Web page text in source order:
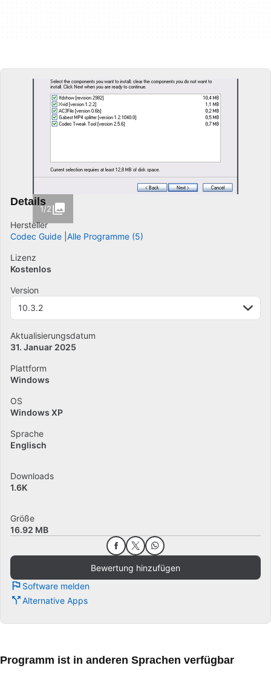
1/2
Details
Hersteller
Codec Guide Alle Programme (5)
Lizenz
Kostenlos
Version
10.3.2
Aktualisierungsdatum
31. Januar 2025
Plattform
Windows
OS
Windows XP
Sprache
Englisch
Downloads
1.6K
Größe
16.92 MB
Bewertung hinzufügen
Software melden
Alternative Apps
Programm ist in anderen Sprachen verfügbar